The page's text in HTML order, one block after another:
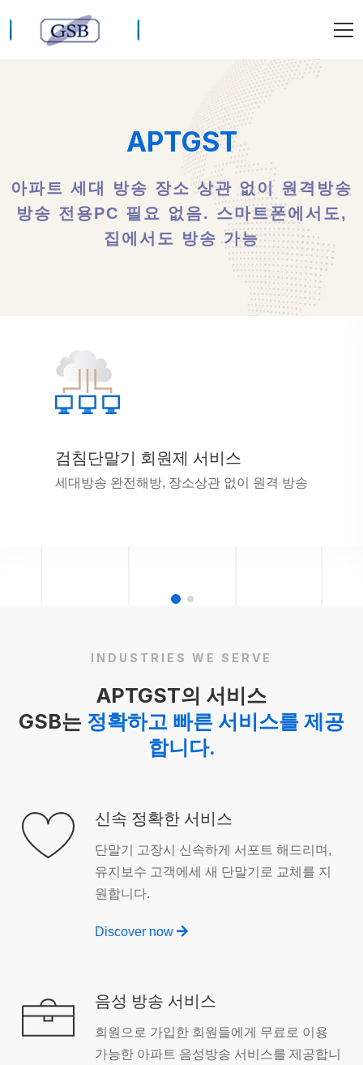
APTGST
아파트 세대 방송 장소 상관 없이 원격방송
방송 전용PC 필요 없음. 스마트폰에서도,
집에서도 방송 가능
검침단말기 회원제 서비스
세대방송 완전해방, 장소상관 없이 원격 방송
INDUSTRIES WE SERVE
APTGST의 서비스
GSB는 정확하고 빠른 서비스를 제공
합니다.
신속 정확한 서비스
단말기 고장시 신속하게 서포트 해드리며,
유지보수 고객에세 새 단말기로 교체를 지
원합니다.
Discover now
음성 방송 서비스
회원으로 가입한 회원들에게 무료로 이용
가능한 아파트 음성방송 서비스를 제공합니